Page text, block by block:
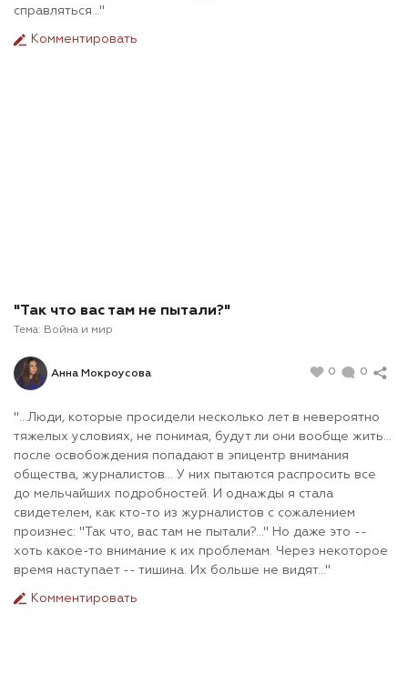
справляться..."
Комментировать
"Так что вас там не пытали?"
Тема: Война и мир
Анна Мокроусова 0 0
"...Люди, которые просидели несколько лет в невероятно
тяжелых условиях, не понимая, будут ли они вообще жить...
после освобождения попадают в эпицентр внимания
общества, журналистов... У них пытаются распросить все
до мельчайших подробностей. И однажды я стала
свидетелем, как кто-то из журналистов с сожалением
произнес: "Так что, вас там не пытали?..." Но даже это --
хоть какое-то внимание к их проблемам. Через некоторое
время наступает -- тишина. Их больше не видят..."
Комментировать